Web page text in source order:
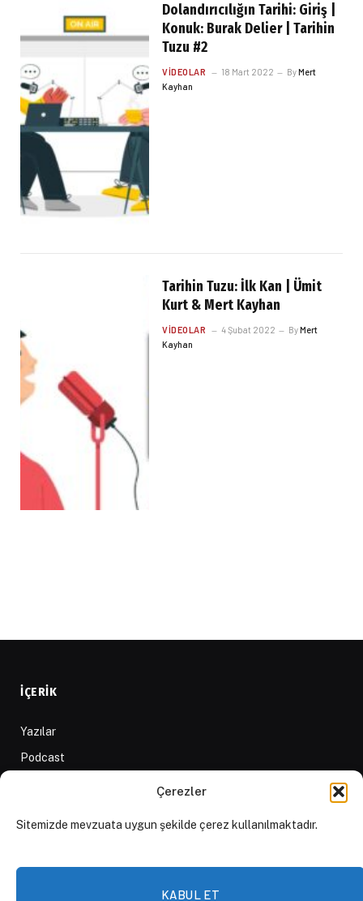
Çerezler
Sitemizde mevzuata uygun şekilde çerez kullanılmaktadır.
KABUL ET
Dolandırıcılığın Tarihi: Giriş |
Konuk: Burak Delier | Tarihin
Tuzu #2
VIDEOLAR 18 Mart 2022 ByMert
Kayhan
Tarihin Tuzu: İlk Kan | Ümit
Kurt & Mert Kayhan
VIDEOLAR 4 Şubat 2022 ByMert
Kayhan
İÇERIK
Yazılar
Podcast